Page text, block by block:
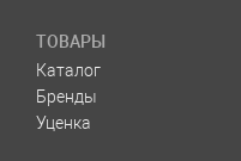
ТОВАРЫ
Каталог
Бренды
Уценка